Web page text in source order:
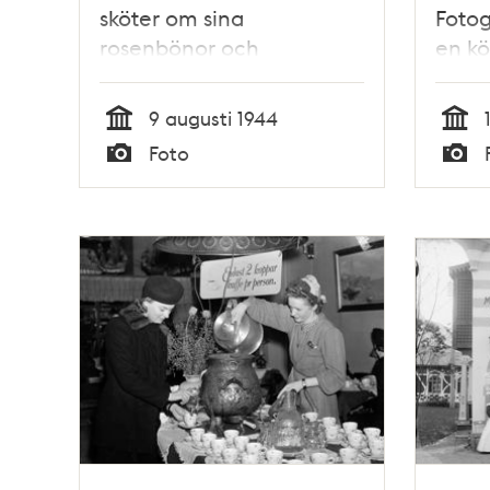
sköter om sina
rosenbönor och
bondbönor som slingrar
sig kring ingången till
hans butik
Tid
9 augusti 1944
Typ
Foto
en
Tid
Typ